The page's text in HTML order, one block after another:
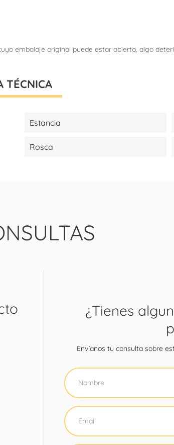
embalaje original puede estar abierto, algo
TÉCNICA
Estancia
Rosca
¿Tienes
Envíanos tu consulta sobre